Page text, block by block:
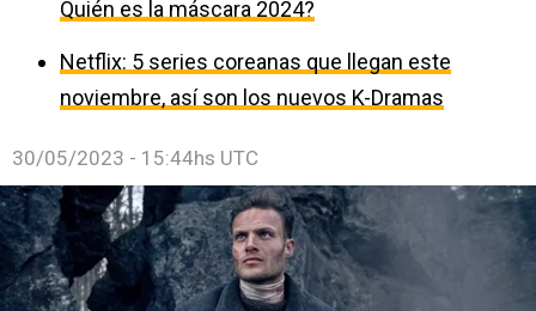
Quién es la máscara 2024?
Netflix: 5 series coreanas que llegan este
noviembre, así son los nuevos K-Dramas
30/05/2023 - 15:44hs UTC